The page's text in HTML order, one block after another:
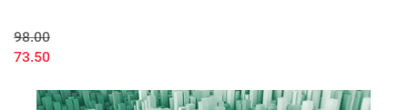
98.00
73.50